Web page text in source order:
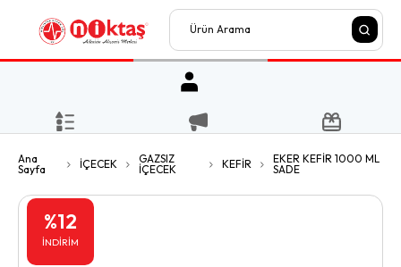
Ana
Sayfa
İÇECEK
GAZSIZ
İÇECEK
KEFİR
EKER KEFİR 1000 ML
SADE
%12
İNDİRİM